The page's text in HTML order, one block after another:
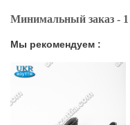
Минимальный заказ -
Мы рекомендуем :